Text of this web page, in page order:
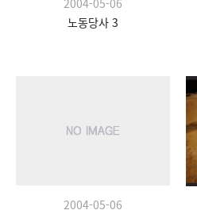
2004-05-06
노동당사 3
2004-05-06